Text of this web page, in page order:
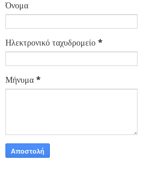
Όνομα
Ηλεκτρονικό ταχυδρομείο *
Μήνυμα *